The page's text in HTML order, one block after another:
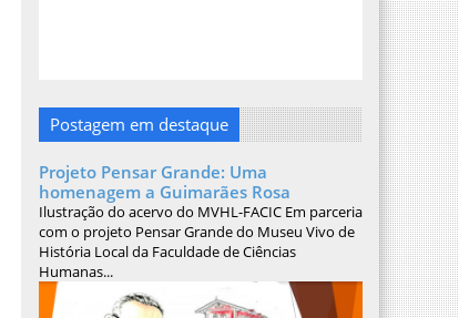
Postagem em destaque
Projeto Pensar Grande: Uma
homenagem a Guimarães Rosa
Ilustração do acervo do MVHL-FACIC Em parceria
com o projeto Pensar Grande do Museu Vivo de
História Local da Faculdade de Ciências
Humanas...